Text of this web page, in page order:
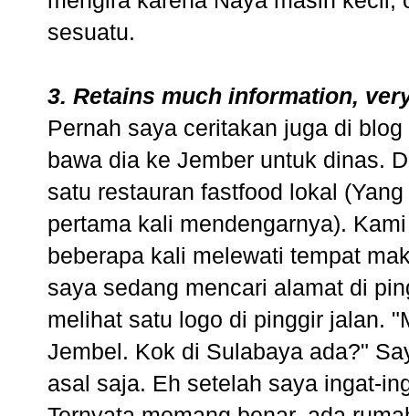
sesuatu.
3. Retains much information,
Pernah saya ceritakan juga di
bawa dia ke Jember untuk dinas.
satu restauran fastfood lokal
pertama kali mendengarnya).
beberapa kali melewati tempat
saya sedang mencari alamat di
melihat satu logo di pinggir jalan.
Jembel. Kok di Sulabaya ada?"
asal saja. Eh setelah saya ingat-